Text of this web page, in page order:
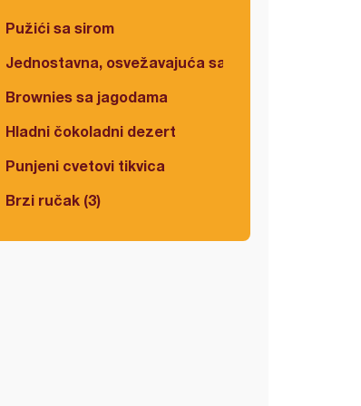
Pužići sa sirom
Jednostavna, osvežavajuća salata
Brownies sa jagodama
Hladni čokoladni dezert
Punjeni cvetovi tikvica
Brzi ručak (3)